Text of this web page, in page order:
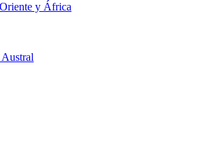
y África